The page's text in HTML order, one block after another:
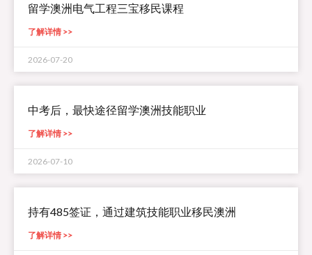
留学澳洲电气工程三宝移民课程
了解详情 >>
2026-07-20
中考后，最快途径留学澳洲技能职业
了解详情 >>
2026-07-10
持有485签证，通过建筑技能职业移民澳洲
了解详情 >>